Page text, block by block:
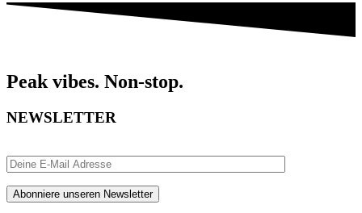
Peak vibes. Non-stop.
NEWSLETTER